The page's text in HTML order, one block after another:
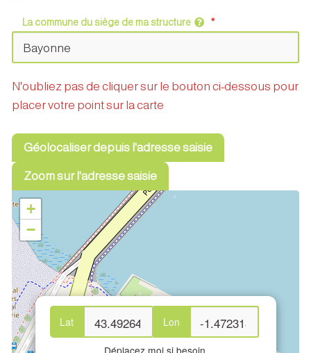
La commune du siège de ma structure
N'oubliez pas de cliquer sur le bouton ci-dessous pour
placer votre point sur la carte
Géolocaliser depuis l'adresse saisie
Zoom sur l'adresse saisie
Lat Lon
+
−